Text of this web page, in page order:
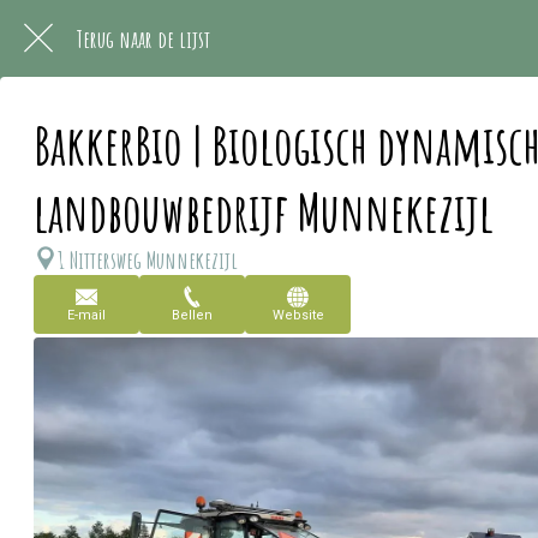
Terug naar de lijst
BakkerBio | Biologisch
landbouwbedrijf Munnekezijl
1 Nittersweg Munnekezijl
E-mail Bellen Website